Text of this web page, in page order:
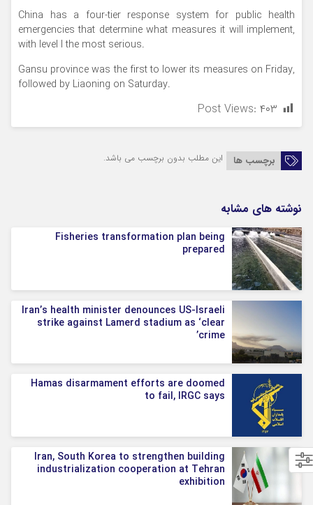
China has a four-tier response system for public health
emergencies that determine what measures it will implement,
with level I the most serious.
Gansu province was the first to lower its measures on Friday,
followed by Liaoning on Saturday.
Post Views: ۴۰۳
برچسب ها این مطلب بدون برچسب می باشد.
نوشته های مشابه
Fisheries transformation plan being
prepared
Iran’s health minister denounces US-Israeli
strike against Lamerd stadium as ‘clear
crime’
Hamas disarmament efforts are doomed
to fail, IRGC says
Iran, South Korea to strengthen building
industrialization cooperation at Tehran
exhibition